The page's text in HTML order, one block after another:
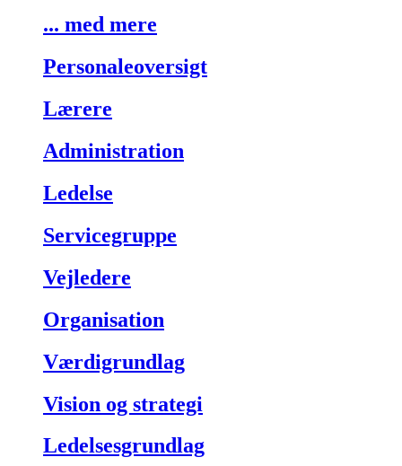
... med mere
Personaleoversigt
Lærere
Administration
Ledelse
Servicegruppe
Vejledere
Organisation
Værdigrundlag
Vision og strategi
Ledelsesgrundlag